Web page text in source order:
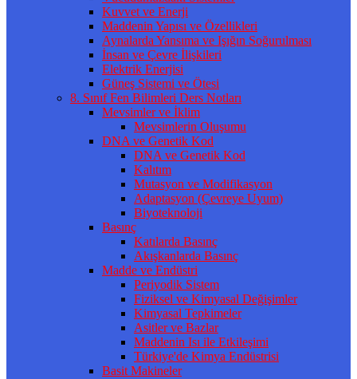
Kuvvet ve Enerji
Maddenin Yapısı ve Özellikleri
Aynalarda Yansıma ve Işığın Soğurulması
İnsan ve Çevre İlişkileri
Elektrik Enerjisi
Güneş Sistemi ve Ötesi
8. Sınıf Fen Bilimleri Ders Notları
Mevsimler ve İklim
Mevsimlerin Oluşumu
DNA ve Genetik Kod
DNA ve Genetik Kod
Kalıtım
Mutasyon ve Modifikasyon
Adaptasyon (Çevreye Uyum)
Biyoteknoloji
Basınç
Katılarda Basınç
Akışkanlarda Basınç
Madde ve Endüstri
Periyodik Sistem
Fiziksel ve Kimyasal Değişimler
Kimyasal Tepkimeler
Asitler ve Bazlar
Maddenin Isı ile Etkileşimi
Türkiye'de Kimya Endüstrisi
Basit Makineler